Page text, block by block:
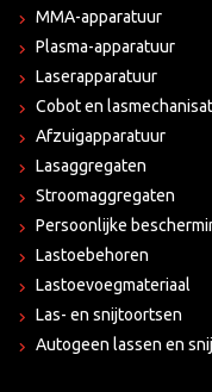
MMA-apparatuur
Plasma-apparatuur
Laserapparatuur
Cobot en
Afzuigapparatuur
Lasaggregaten
Stroomaggregaten
Persoonlijke
Lastoebehoren
Lastoevoegmateriaal
Las- en snijtoortsen
Autogeen lassen en